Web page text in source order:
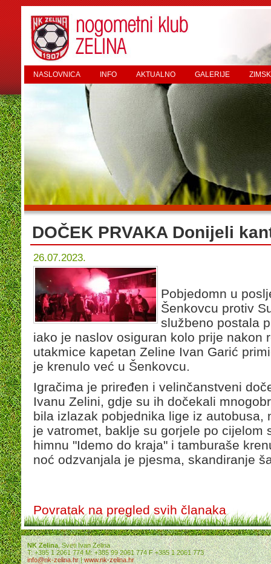
NASLOVNICA INFO AKTUALNO GALERIJE
DOČEK PRVAKA Donijeli
26.07.2023.
Pobjedomn u
Šenkovcu protiv
službeno postala
iako je naslov osiguran kolo prije nakon
utakmice kapetan Zeline Ivan Garić
je krenulo već u Šenkovcu.
Igračima je priređen i velinčanstveni
Ivanu Zelini, gdje su ih dočekali
bila izlazak pobjednika lige iz autobusa,
je vatromet, baklje su gorjele po cijelom
himnu "Idemo do kraja" i tamburaše
noć odzvanjala je pjesma, skandiranje
Povratak na pregled svih članaka
NK Zelina, Sveti Ivan Zelina
T: +385 1 2061 774 M: +385 99 2061 774 F +385 1 2061 773
info@nk-zelina.hr|www.nk-zelina.hr